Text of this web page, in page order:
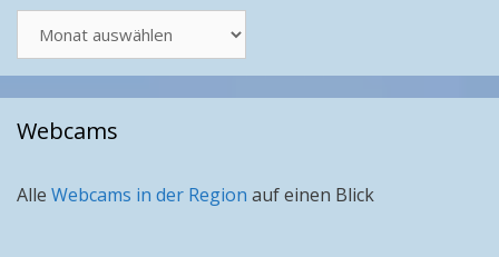
nach
Monat
Webcams
Alle Webcams in der Region auf einen Blick